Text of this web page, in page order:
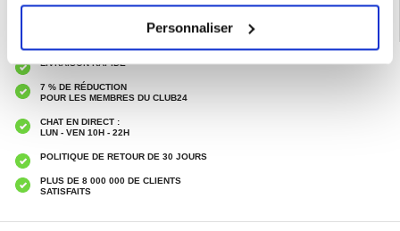
Personnaliser
LIVRAISON RAPIDE
7 % DE RÉDUCTION
POUR LES MEMBRES DU CLUB24
CHAT EN DIRECT :
LUN - VEN 10H - 22H
POLITIQUE DE RETOUR DE 30 JOURS
PLUS DE 8 000 000 DE CLIENTS
SATISFAITS